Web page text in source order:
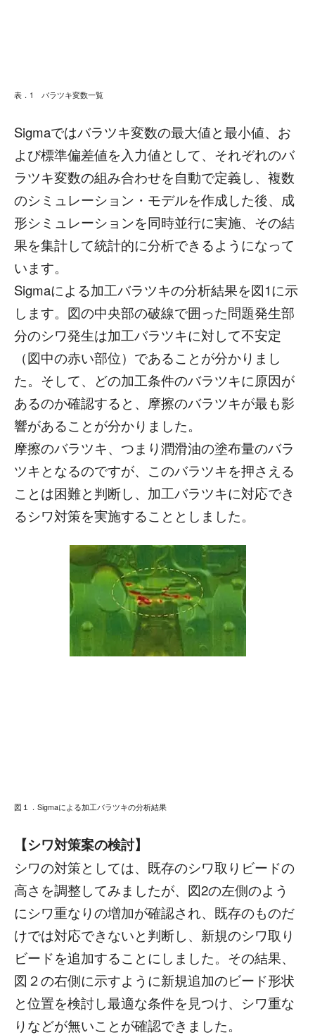
表．1 バラツキ変数一覧
Sigmaではバラツキ変数の最大値と最小値、お
よび標準偏差値を入力値として、それぞれのバ
ラツキ変数の組み合わせを自動で定義し、複数
のシミュレーション・モデルを作成した後、成
形シミュレーションを同時並行に実施、その結
果を集計して統計的に分析できるようになって
います。
Sigmaによる加工バラツキの分析結果を図1に示
します。図の中央部の破線で囲った問題発生部
分のシワ発生は加工バラツキに対して不安定
（図中の赤い部位）であることが分かりまし
た。そして、どの加工条件のバラツキに原因が
あるのか確認すると、摩擦のバラツキが最も影
響があることが分かりました。
摩擦のバラツキ、つまり潤滑油の塗布量のバラ
ツキとなるのですが、このバラツキを押さえる
ことは困難と判断し、加工バラツキに対応でき
るシワ対策を実施することとしました。
図１．Sigmaによる加工バラツキの分析結果
【シワ対策案の検討】
シワの対策としては、既存のシワ取りビードの
高さを調整してみましたが、図2の左側のよう
にシワ重なりの増加が確認され、既存のものだ
けでは対応できないと判断し、新規のシワ取り
ビードを追加することにしました。その結果、
図２の右側に示すように新規追加のビード形状
と位置を検討し最適な条件を見つけ、シワ重な
りなどが無いことが確認できました。